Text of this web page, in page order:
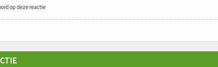
op deze reactie